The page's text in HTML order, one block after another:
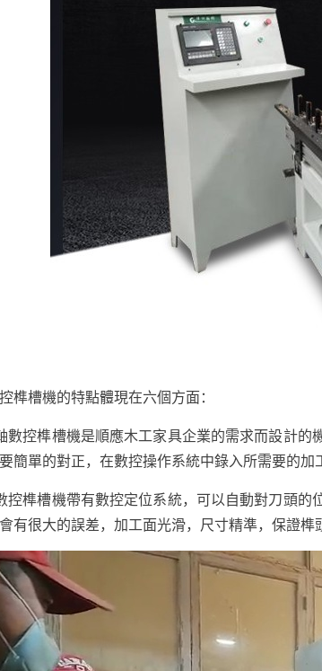
榫槽機的特點體現在六個方面：
數控榫槽機是順應木工家具企業的需求而設計
簡單的對正，在數控操作系統中錄入所需要的加
控榫槽機帶有數控定位系統，可以自動對刀頭的
有很大的誤差，加工面光滑，尺寸精準，保證榫